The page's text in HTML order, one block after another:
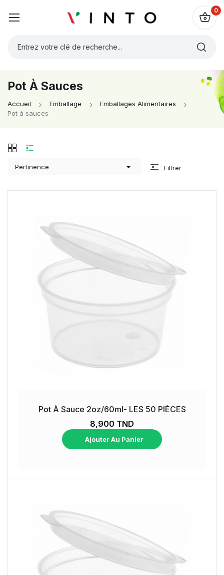
0
Pot À Sauces
Accueil Emballage
Emballages Alimentaires
Pot à sauces
Pertinence  Filtrer
Pot À Sauce 2oz/60ml- LES 50 PIÈCES
8,900 TND
Ajouter Au Panier